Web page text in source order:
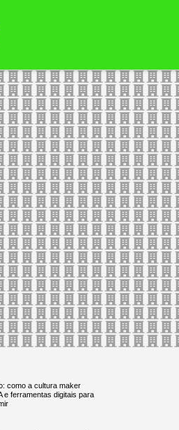
como a cultura maker
e ferramentas digitais para